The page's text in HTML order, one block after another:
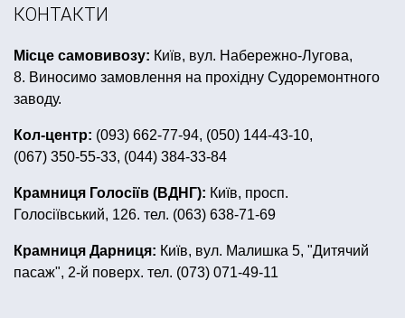
гавайська вечірка одяг
чорно біла вечірка
фотобутафорія купити
товари для дня народження губка боб
серпантин ціна
новорічні обручі на голову
набір для дитячого дня народження ляльки лол
дитяче день народження в стилі міккі маус
подарунковий набір фляга свічка
купити декор для кімнати
КОНТАКТИ
Місце самовивозу: Київ, вул. Набережно-Лугова,
8. Виносимо замовлення на прохідну Судоремонтного
заводу.
Кол-центр: (093) 662-77-94, (050) 144-43-10,
(067) 350-55-33, (044) 384-33-84
Крамниця Голосіїв (ВДНГ): Київ, просп.
Голосіївський, 126. тел. (063) 638-71-69
Крамниця Дарниця: Київ, вул. Малишка 5, "Дитячий
пасаж", 2-й поверх. тел. (073) 071-49-11